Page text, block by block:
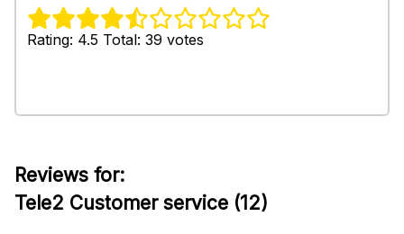
Rating: 4.5 Total: 39 votes
Reviews for:
Tele2 Customer service (12)